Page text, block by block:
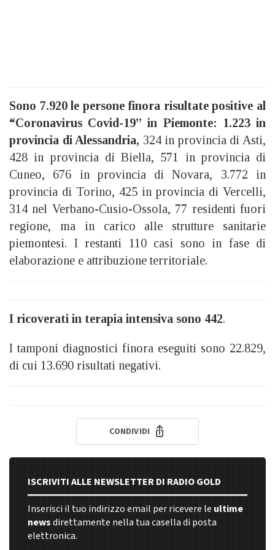
Sono 7.920 le persone finora risultate positive al
“Coronavirus Covid-19” in Piemonte: 1.223 in
provincia di Alessandria, 324 in provincia di Asti,
428 in provincia di Biella, 571 in provincia di
Cuneo, 676 in provincia di Novara, 3.772 in
provincia di Torino, 425 in provincia di Vercelli,
314 nel Verbano-Cusio-Ossola, 77 residenti fuori
regione, ma in carico alle strutture sanitarie
piemontesi. I restanti 110 casi sono in fase di
elaborazione e attribuzione territoriale.
I ricoverati in terapia intensiva sono 442.
I tamponi diagnostici finora eseguiti sono 22.829,
di cui 13.690 risultati negativi.
CONDIVIDI
ISCRIVITI ALLE NEWSLETTER DI RADIO GOLD
Inserisci il tuo indirizzo email per ricevere le ultime
newsdirettamente nella tua casella di posta
elettronica.